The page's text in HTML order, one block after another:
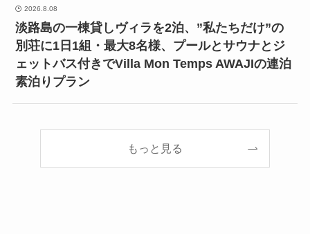
2026.8.08
淡路島の一棟貸しヴィラを2泊、”私たちだけ”の
別荘に1日1組・最大8名様、プールとサウナとジ
ェットバス付きでVilla Mon Temps AWAJIの連泊
素泊りプラン
もっと見る